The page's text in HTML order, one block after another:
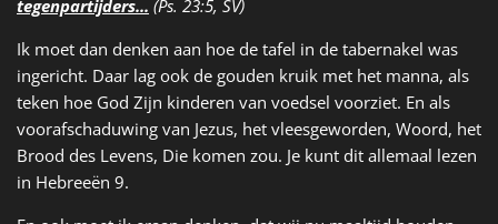
tegenpartijders... (Ps. 23:5, SV)
Ik moet dan denken aan hoe de tafel in de tabernakel was
ingericht. Daar lag ook de gouden kruik met het manna, als
teken hoe God Zijn kinderen van voedsel voorziet. En als
voorafschaduwing van Jezus, het vleesgeworden, Woord, het
Brood des Levens, Die komen zou. Je kunt dit allemaal lezen
in Hebreeën 9.